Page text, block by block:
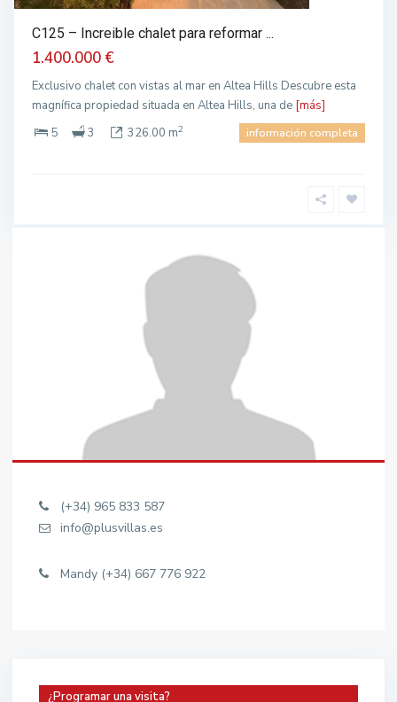
C125 – Increible chalet para reformar ...
1.400.000 €
Exclusivo chalet con vistas al mar en Altea Hills Descubre esta
magnífica propiedad situada en Altea Hills, una de [más]
5
3 326.00 m2 información completa
(+34) 965 833 587
info@plusvillas.es
Mandy (+34) 667 776 922
¿Programar una visita?